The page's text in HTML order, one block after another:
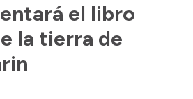
el libro
la tierra de